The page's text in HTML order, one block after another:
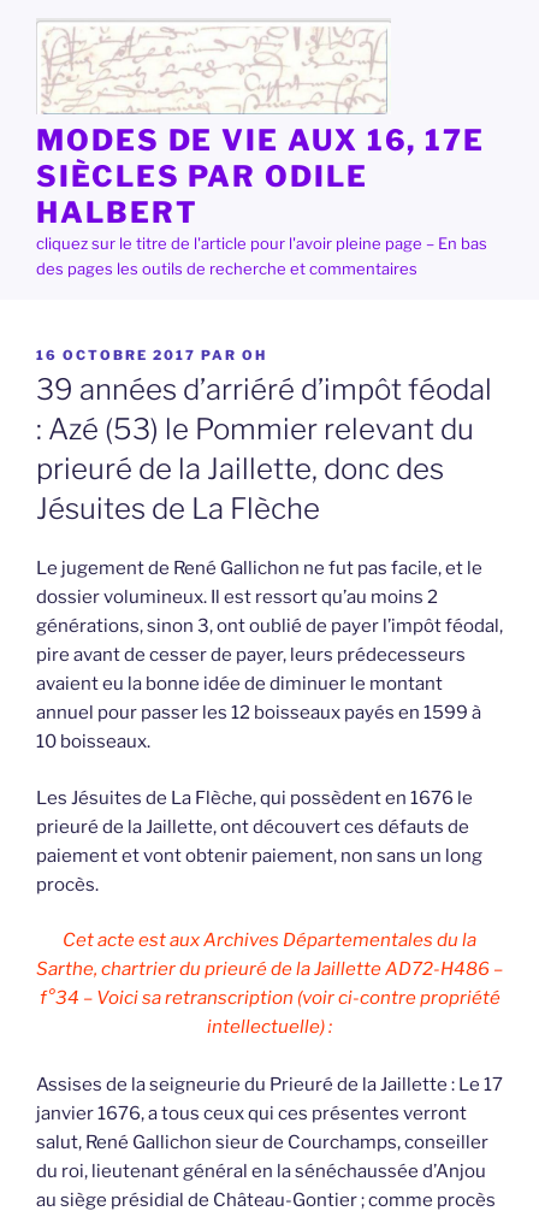
contenu
principal
MODES DE VIE AUX 16, 17E
SIÈCLES PAR ODILE
HALBERT
cliquez sur le titre de l'article pour l'avoir pleine page – En bas
des pages les outils de recherche et commentaires
PUBLIÉ
LE
16 OCTOBRE 2017 PAR OH
39 années d’arriéré d’impôt féodal
: Azé (53) le Pommier relevant du
prieuré de la Jaillette, donc des
Jésuites de La Flèche
Le jugement de René Gallichon ne fut pas facile, et le
dossier volumineux. Il est ressort qu’au moins 2
générations, sinon 3, ont oublié de payer l’impôt féodal,
pire avant de cesser de payer, leurs prédecesseurs
avaient eu la bonne idée de diminuer le montant
annuel pour passer les 12 boisseaux payés en 1599 à
10 boisseaux.
Les Jésuites de La Flèche, qui possèdent en 1676 le
prieuré de la Jaillette, ont découvert ces défauts de
paiement et vont obtenir paiement, non sans un long
procès.
Cet acte est aux Archives Départementales du la
Sarthe, chartrier du prieuré de la Jaillette AD72-H486 –
f°34 – Voici sa retranscription (voir ci-contre propriété
intellectuelle) :
Assises de la seigneurie du Prieuré de la Jaillette : Le 17
janvier 1676, a tous ceux qui ces présentes verront
salut, René Gallichon sieur de Courchamps, conseiller
du roi, lieutenant général en la sénéchaussée d’Anjou
au siège présidial de Château-Gontier ; comme procès